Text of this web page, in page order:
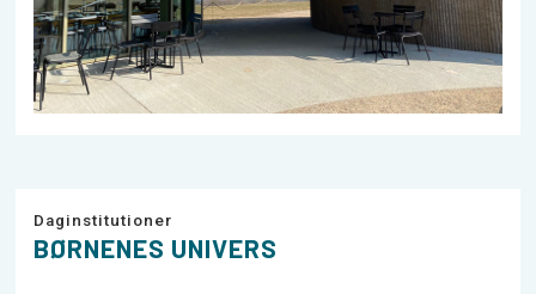
Daginstitutioner
BØRNENES UNIVERS